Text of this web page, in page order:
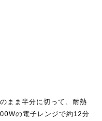
まま半分に切って、耐熱
の電子レンジで約12分